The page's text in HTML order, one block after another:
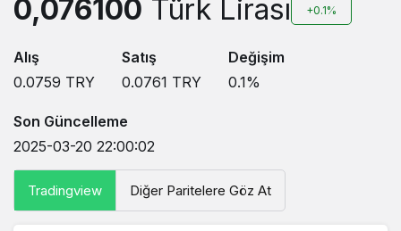
0,076100 Türk Lirası +0.1%
Alış
0.0759 TRY
Satış
0.0761 TRY
Değişim
0.1%
Son Güncelleme
2025-03-20 22:00:02
Tradingview Diğer Paritelere Göz At